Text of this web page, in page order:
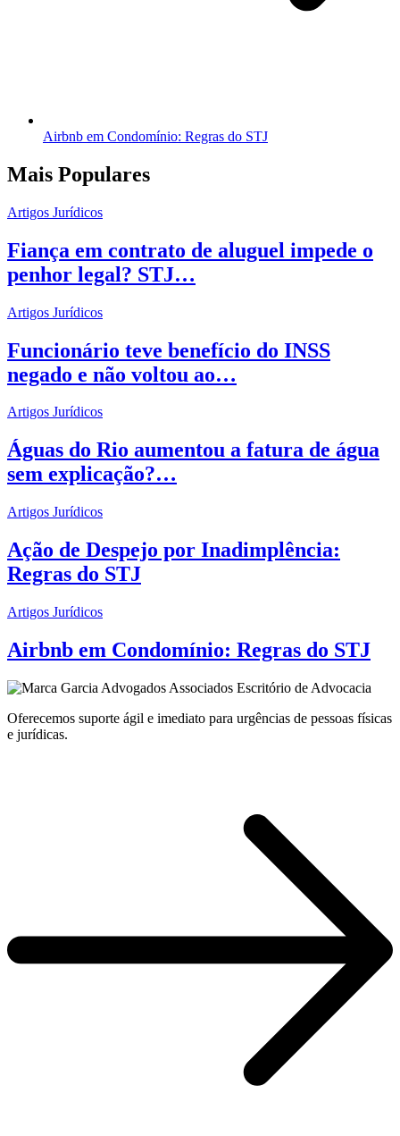
Airbnb em Condomínio: Regras do STJ
Mais Populares
Artigos Jurídicos
Fiança em contrato de aluguel impede o
penhor legal? STJ…
Artigos Jurídicos
Funcionário teve benefício do INSS
negado e não voltou ao…
Artigos Jurídicos
Águas do Rio aumentou a fatura de água
sem explicação?…
Artigos Jurídicos
Ação de Despejo por Inadimplência:
Regras do STJ
Artigos Jurídicos
Airbnb em Condomínio: Regras do STJ
Oferecemos suporte ágil e imediato para urgências de pessoas físicas
e jurídicas.